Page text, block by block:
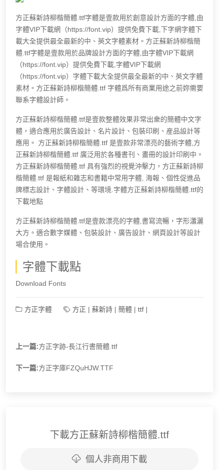
方正蘇新詩柳楷簡體.ttf字體是壹款用於創意設計方面的字體,由
字體VIP下載網（https://font.vip）提供免費下載,下字網字體下
載大全提供最全最新的中、英文字體素材。方正蘇新詩柳楷簡
體.ttf字體是壹款用於品牌設計方面的字體,由字體VIP下載網
（https://font.vip）提供免費下載,字體VIP下載網
（https://font.vip）字體下載大全提供最全最新的中、英文字體
素材。方正蘇新詩柳楷簡體.ttf 字體爲所有商業用途之前妳需要
聯系字體設計師。
方正蘇新詩柳楷簡體.ttf是壹款整體效果非常出衆的簡體中文字
體，適合應用於廣告設計、名片設計、包裝印刷、産品設計等
應用。 方正蘇新詩柳楷簡體.ttf 是壹款非常漂亮的藝術字體,方
正蘇新詩柳楷簡體.ttf 廣泛用於各種書刊、畫冊的設計印刷中。
方正蘇新詩柳楷簡體.ttf 具有強烈的視覺沖擊力，方正蘇新詩柳
楷簡體.ttf 是報紙和雜志和書籍中常用字體, 海報、個性促進品
牌標志設計、字體設計、等環境.字體方正蘇新詩柳楷簡體.ttf的
下載地點
方正蘇新詩柳楷簡體.ttf是壹款漂亮的字體,書寫流暢，字形瀟灑
大方。適合數字媒體、包裝設計、廣告設計、網頁設計等設計
場合使用。
字體下載點
Download Fonts
方正字體 方正 | 蘇新詩 | 簡體 | ttf |
上一篇:方正字跡-長江行書簡體.ttf
下一篇:方正字庫FZQuHJW.TTF
下載方正蘇新詩柳楷簡體.ttf
個人非商用下載